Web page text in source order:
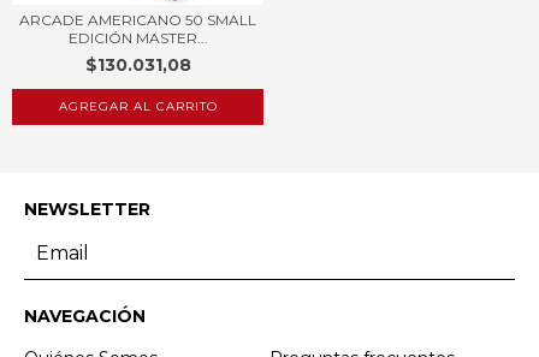
ARCADE AMERICANO 50 SMALL
EDICIÓN MASTER...
$130.031,08
AGREGAR AL CARRITO
NEWSLETTER
NAVEGACIÓN